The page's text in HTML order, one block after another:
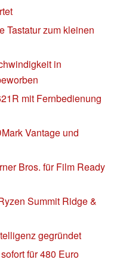
Tastatur zum kleinen
in
mit Fernbedienung
Vantage und
Bros. für Film Ready
Summit Ridge &
gegründet
für 480 Euro